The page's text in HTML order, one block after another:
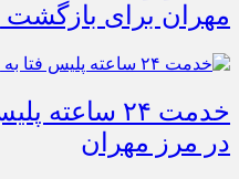
مهران برای بازگشت
خدمت ۲۴
در مرز مهران